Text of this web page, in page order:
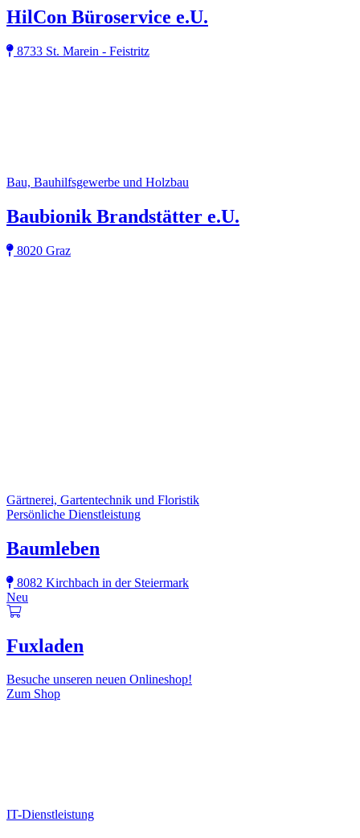
HilCon Büroservice e.U.
8733 St. Marein - Feistritz
Bau, Bauhilfsgewerbe und Holzbau
Baubionik Brandstätter e.U.
8020 Graz
Gärtnerei, Gartentechnik und Floristik
Persönliche Dienstleistung
Baumleben
8082 Kirchbach in der Steiermark
Neu
Fuxladen
Besuche unseren neuen Onlineshop!
Zum Shop
IT-Dienstleistung